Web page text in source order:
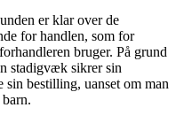
er klar over de
for handlen, som for
bruger. På grund
stadigvæk sikrer sin
sin bestilling, uanset om man